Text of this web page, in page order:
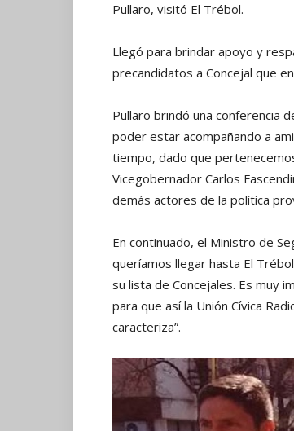
Pullaro, visitó El Trébol.
Llegó para brindar apoyo y
precandidatos a Concejal que
Pullaro brindó una conferencia
poder estar acompañando a
tiempo, dado que
Vicegobernador Carlos
demás actores de la política
En continuado, el Ministro de
queríamos llegar hasta El
su lista de Concejales. Es muy
para que así la Unión Cívica
caracteriza”.